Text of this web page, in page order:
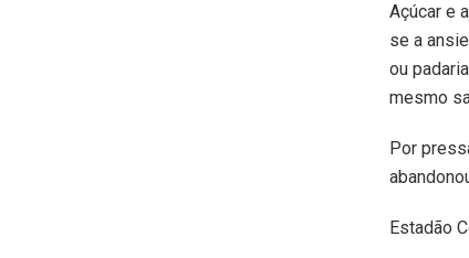
Açúcar e
se a
ou
mesmo
Por
Estadão